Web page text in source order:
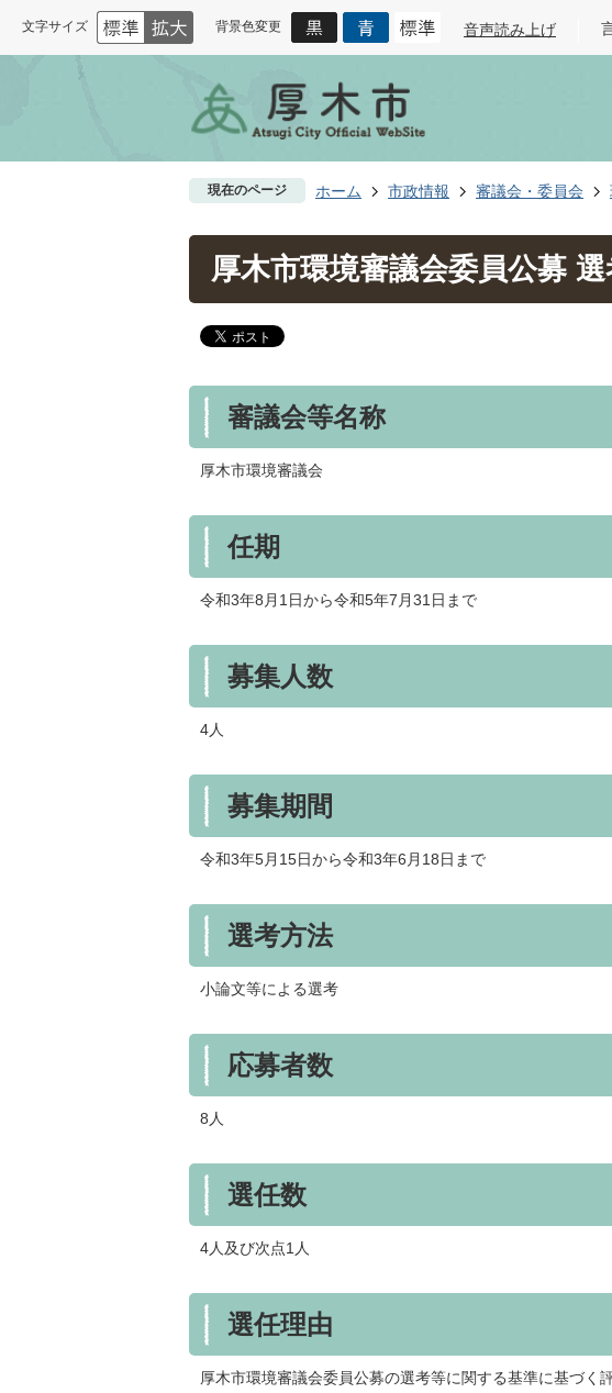
文字サイズ 背景色変更 音声読み上げ
現在のページ ホーム 市政情報 審議会・委員会
厚木市環境審議会委員公募
審議会等名称
厚木市環境審議会
任期
令和3年8月1日から令和5年7月31日まで
募集人数
4人
募集期間
令和3年5月15日から令和3年6月18日まで
選考方法
小論文等による選考
応募者数
8人
選任数
4人及び次点1人
選任理由
厚木市環境審議会委員公募の選考等に関する基準に基づく